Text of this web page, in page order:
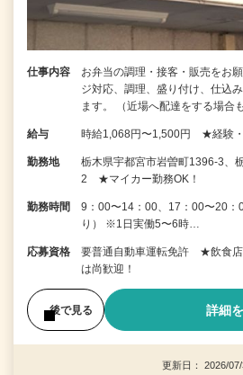
仕事内容
お弁当の調理・接客・販売をお
ジ対応、調理、盛り付け、仕込
ます。 （近場へ配達をする場合
給与 時給1,068円〜1,500円 ★経験
勤務地
栃木県宇都宮市岩曽町1396-3、
2 ★マイカー勤務OK！
勤務時間
9：00〜14：00、17：00〜20：
り） ※1日実働5〜6時…
応募資格
要普通自動車運転免許 ★飲食店
は尚歓迎！
後で見る 詳細
更新日： 2026/